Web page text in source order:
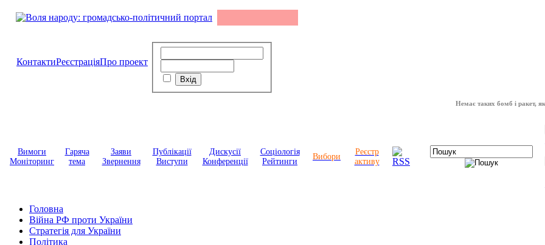
КонтактиРеєстраціяПро проект
Немає таких бомб і ракет, які
Вимоги
Моніторинг
Гаряча
тема
Заяви
Звернення
Публікації
Виступи
Дискусії
Конференції
Соціологія
Рейтинги
Вибори
Реєстр
активу
Головна
Війна РФ проти України
Стратегія для України
Політика